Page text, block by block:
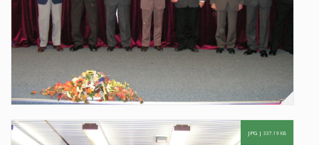
JPG | 337.19 KB